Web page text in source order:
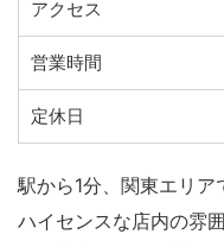
アクセス
営業時間
定休日
駅から1分、関東エリア
ハイセンスな店内の雰